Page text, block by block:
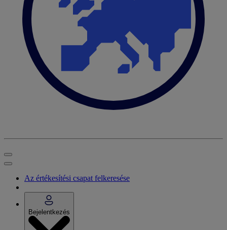
Az értékesítési csapat felkeresése
Bejelentkezés